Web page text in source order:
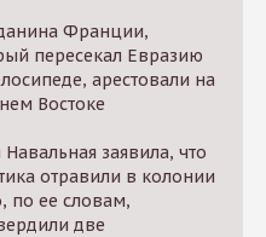
Франции,
пересекал Евразию
арестовали на
Востоке
заявила, что
отравили в колонии
по ее словам,
две